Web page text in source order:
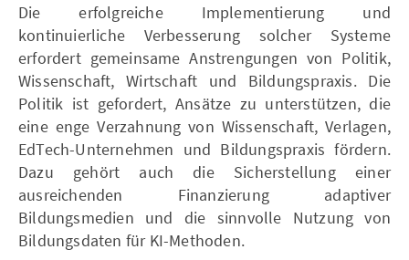
Die erfolgreiche Implementierung und
kontinuierliche Verbesserung solcher Systeme
erfordert gemeinsame Anstrengungen von Politik,
Wissenschaft, Wirtschaft und Bildungspraxis. Die
Politik ist gefordert, Ansätze zu unterstützen, die
eine enge Verzahnung von Wissenschaft, Verlagen,
EdTech-Unternehmen und Bildungspraxis fördern.
Dazu gehört auch die Sicherstellung einer
ausreichenden Finanzierung adaptiver
Bildungsmedien und die sinnvolle Nutzung von
Bildungsdaten für KI-Methoden.